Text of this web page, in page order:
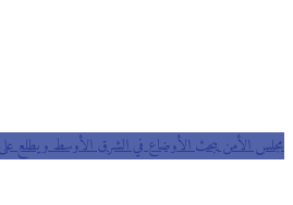
مجلس الأمن يبحث الأوضاع في الشرق الأوسط ويطلع على